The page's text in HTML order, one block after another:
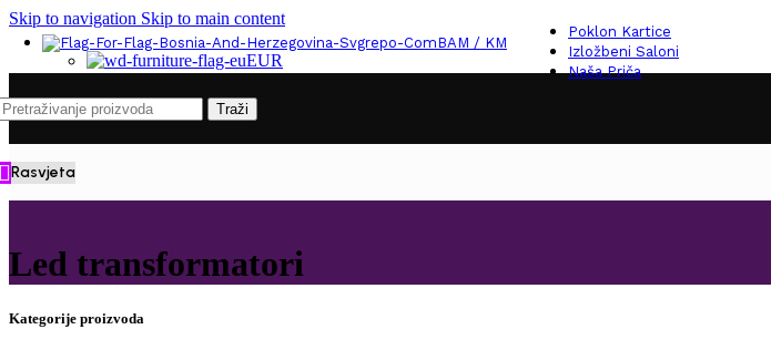
Skip to navigation Skip to main content
BAM / KM
EUR
Poklon Kartice
Izložbeni Saloni
Naša Priča
Traži
Rasvjeta
Led transformatori
Kategorije proizvoda